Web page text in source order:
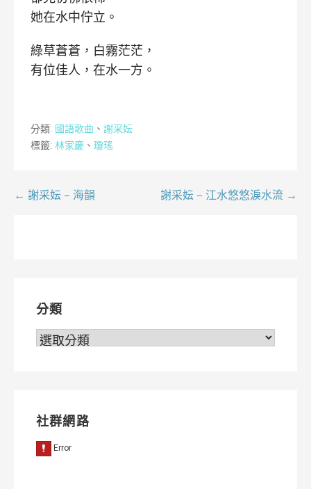
她在水中佇立。
綠草蒼蒼，白霧茫茫，
有位佳人，在水一方。
分類: 國語歌曲 、 謝采妘
標籤: 林家慶 、 瓊瑤
文← 謝采妘 – 海韻 謝采妘 – 江水悠悠淚水流 →
分類
分
社群網路